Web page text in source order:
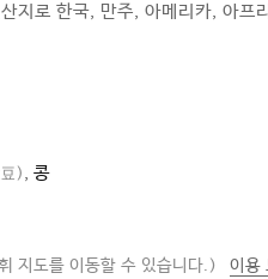
지로 한국, 만주, 아메리카, 아프
) , 콩
지도를 이동할 수 있습니다.) 이용